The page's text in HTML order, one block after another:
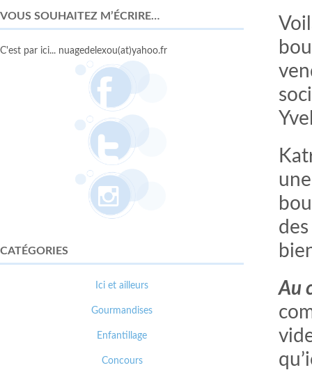
Au
VOUS SOUHAITEZ M’ÉCRIRE…
C'est par ici... nuagedelexou(at)yahoo.fr
CATÉGORIES
Ici et ailleurs
Gourmandises
Enfantillage
Concours